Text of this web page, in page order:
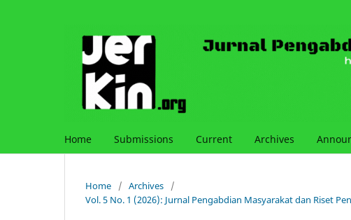
Home Submissions Current Archives
Home / Archives
/
Vol. 5 No. 1 (2026): Jurnal Pengabdian Masyarakat dan Riset